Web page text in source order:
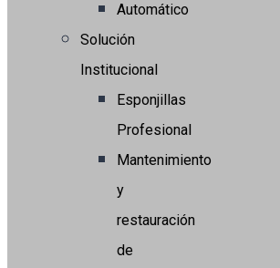
Automático
Solución
Institucional
Esponjillas
Profesional
Mantenimiento
y
restauración
de